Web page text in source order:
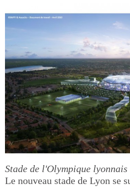
Stade de l'Olympique lyonnais
Le nouveau stade de Lyon se